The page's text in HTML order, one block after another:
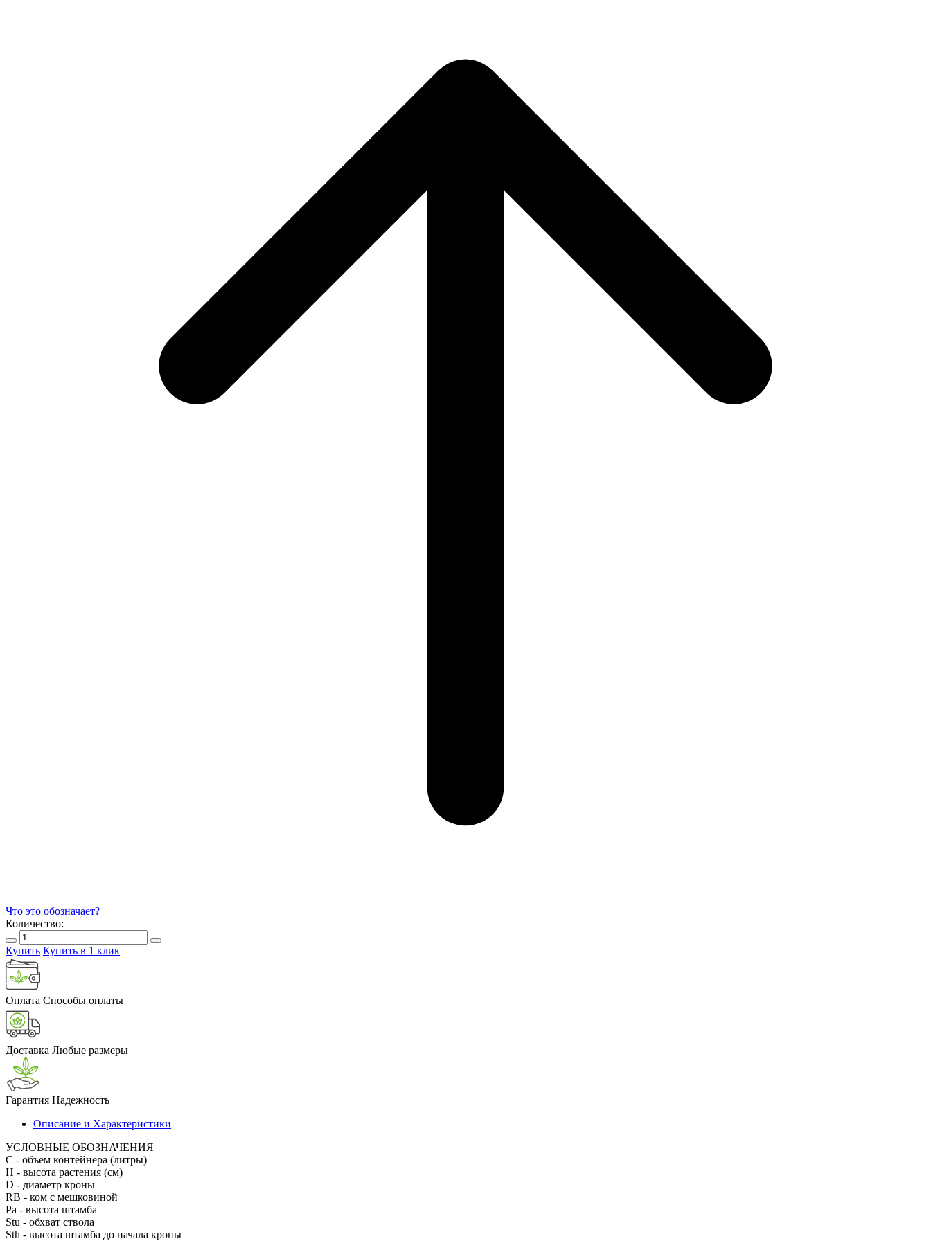
Что это обозначает?
Количество:
Купить Купить в 1 клик
Оплата Способы оплаты
Доставка Любые размеры
Гарантия Надежность
Описание и Характеристики
УСЛОВНЫЕ ОБОЗНАЧЕНИЯ
С - объем контейнера (литры)
H - высота растения (см)
D - диаметр кроны
RB - ком с мешковиной
Pa - высота штамба
Stu - обхват ствола
Sth - высота штамба до начала кроны